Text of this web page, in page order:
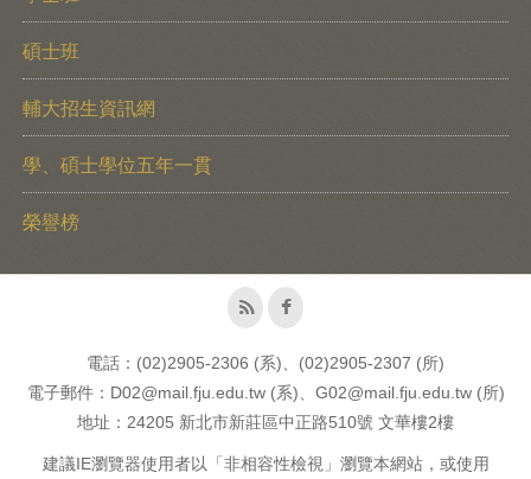
碩士班
輔大招生資訊網
學、碩士學位五年一貫
榮譽榜
電話：(02)2905-2306 (系)、(02)2905-2307 (所)
電子郵件：D02@mail.fju.edu.tw (系)、G02@mail.fju.edu.tw (所)
地址：24205 新北市新莊區中正路510號 文華樓2樓
建議IE瀏覽器使用者以「非相容性檢視」瀏覽本網站，或使用